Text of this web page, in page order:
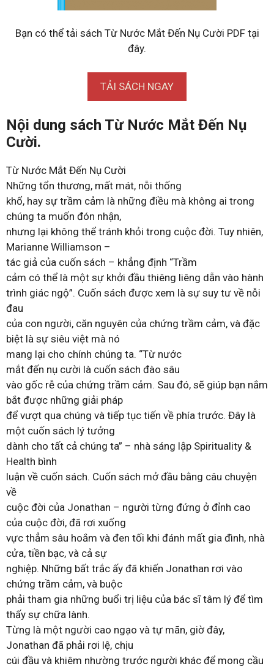
Bạn có thể tải sách Từ Nước Mắt Đến Nụ Cười PDF tại
đây.
TẢI SÁCH NGAY
Nội dung sách Từ Nước Mắt Đến Nụ
Cười.
Từ Nước Mắt Đến Nụ Cười
Những tổn thương, mất mát, nỗi thống
khổ, hay sự trầm cảm là những điều mà không ai trong
chúng ta muốn đón nhận,
nhưng lại không thể tránh khỏi trong cuộc đời. Tuy nhiên,
Marianne Williamson –
tác giả của cuốn sách – khẳng định “Trầm
cảm có thể là một sự khởi đầu thiêng liêng dẫn vào hành
trình giác ngộ”. Cuốn sách được xem là sự suy tư về nỗi
đau
của con người, căn nguyên của chứng trầm cảm, và đặc
biệt là sự siêu việt mà nó
mang lại cho chính chúng ta. “Từ nước
mắt đến nụ cười là cuốn sách đào sâu
vào gốc rễ của chứng trầm cảm. Sau đó, sẽ giúp bạn nắm
bắt được những giải pháp
để vượt qua chúng và tiếp tục tiến về phía trước. Đây là
một cuốn sách lý tưởng
dành cho tất cả chúng ta” – nhà sáng lập Spirituality &
Health bình
luận về cuốn sách. Cuốn sách mở đầu bằng câu chuyện
về
cuộc đời của Jonathan – người từng đứng ở đỉnh cao
của cuộc đời, đã rơi xuống
vực thẳm sâu hoắm và đen tối khi đánh mất gia đình, nhà
cửa, tiền bạc, và cả sự
nghiệp. Những bất trắc ấy đã khiến Jonathan rơi vào
chứng trầm cảm, và buộc
phải tham gia những buổi trị liệu của bác sĩ tâm lý để tìm
thấy sự chữa lành.
Từng là một người cao ngạo và tự mãn, giờ đây,
Jonathan đã phải rơi lệ, chịu
cúi đầu và khiêm nhường trước người khác để mong cầu